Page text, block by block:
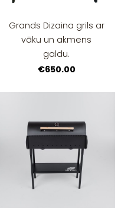
Grands Dizaina grils ar
vāku un akmens
galdu.
€650.00